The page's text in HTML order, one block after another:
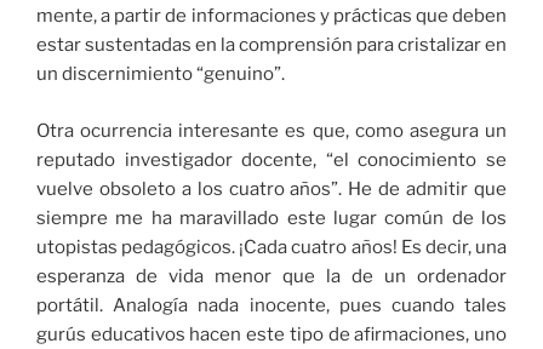
mente, a partir de informaciones y prácticas que deben
estar sustentadas en la comprensión para cristalizar en
un discernimiento “genuino”.
Otra ocurrencia interesante es que, como asegura un
reputado investigador docente, “el conocimiento se
vuelve obsoleto a los cuatro años”. He de admitir que
siempre me ha maravillado este lugar común de los
utopistas pedagógicos. ¡Cada cuatro años! Es decir, una
esperanza de vida menor que la de un ordenador
portátil. Analogía nada inocente, pues cuando tales
gurús educativos hacen este tipo de afirmaciones, uno